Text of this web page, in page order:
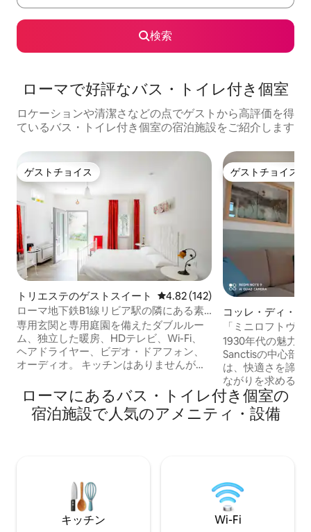
検索
ローマで好評なバス・トイレ付き個室
ロケーションや清潔さなどの点でゲストから高評価を得
ているバス・トイレ付き個室の宿泊施設をご紹介します
ゲストチョイス
ゲストチョイス
トリエステのゲストスイート レビュー142件、5つ星中4.82つ
4.82 (142)
ローマ地下鉄B1線リビア駅の隣にある素
敵なお部屋です。
専用玄関と専用庭園を備えたダブルルー
ム、独立した暖房、HDテレビ、Wi-Fi、
ヘアドライヤー、ビデオ・ドアフォン、
オーディオ。 キッチンはありませんが、
います。 ビジネスや休暇でのご旅行に最
適です。 地下鉄B1線のLibia駅から
700m、Fiumicino行きのNomentana駅か
https://www.airbnb.it/rooms/19497249
をご覧ください。
ゲストチョイス
ゲストチョイス
コッレ・ディ・ト
トスイート
「ミニロフトヴェルディ
サンクティス）
1930年代の魅力
Sanctisの中心部
は、快適さを諦め
ながりを求める人
独立したスタジオ
ライベートテラス
息をのむような景
ム、小さな香り豊
ある屋外の中庭が
ローマにあるバス・トイレ付き個室の
宿泊施設で人気のアメニティ・設備
キッチン Wi-Fi